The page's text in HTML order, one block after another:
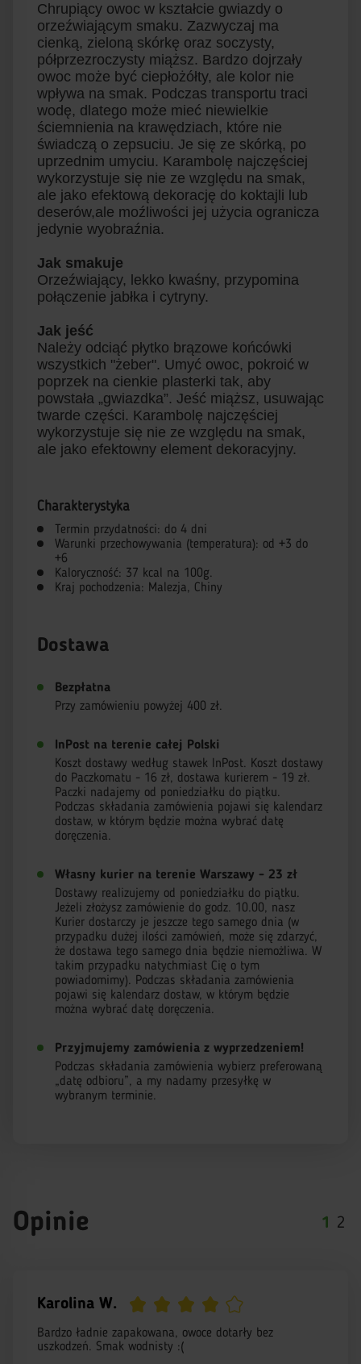
Chrupiący owoc w kształcie gwiazdy o
orzeźwiającym smaku. Zazwyczaj ma
cienką, zieloną skórkę oraz soczysty,
półprzezroczysty miąższ. Bardzo dojrzały
owoc może być ciepłożółty, ale kolor nie
wpływa na smak. Podczas transportu traci
wodę, dlatego może mieć niewielkie
ściemnienia na krawędziach, które nie
świadczą o zepsuciu. Je się ze skórką, po
uprzednim umyciu. Karambolę najczęściej
wykorzystuje się nie ze względu na smak,
ale jako efektową dekorację do koktajli lub
deserów,ale moźliwości jej użycia ogranicza
jedynie wyobraźnia.
Jak smakuje
Orzeźwiający, lekko kwaśny, przypomina
połączenie jabłka i cytryny.
Jak jeść
Należy odciąć płytko brązowe końcówki
wszystkich "żeber". Umyć owoc, pokroić w
poprzek na cienkie plasterki tak, aby
powstała „gwiazdka”. Jeść miąższ, usuwając
twarde części. Karambolę najczęściej
wykorzystuje się nie ze względu na smak,
ale jako efektowny element dekoracyjny.
Charakterystyka
Termin przydatności: do 4 dni
Warunki przechowywania (temperatura): od +3 do
+6
Kaloryczność: 37 kcal na 100g.
Kraj pochodzenia: Malezja, Chiny
Dostawa
Bezpłatna
Przy zamówieniu powyżej 400 zł.
InPost na terenie całej Polski
Koszt dostawy według stawek InPost. Koszt dostawy
do Paczkomatu - 16 zł, dostawa kurierem - 19 zł.
Paczki nadajemy od poniedziałku do piątku.
Podczas składania zamówienia pojawi się kalendarz
dostaw, w którym będzie można wybrać datę
doręczenia.
Własny kurier na terenie Warszawy - 23 zł
Dostawy realizujemy od poniedziałku do piątku.
Jeżeli złożysz zamówienie do godz. 10.00, nasz
Kurier dostarczy je jeszcze tego samego dnia (w
przypadku dużej ilości zamówień, może się zdarzyć,
że dostawa tego samego dnia będzie niemożliwa. W
takim przypadku natychmiast Cię o tym
powiadomimy). Podczas składania zamówienia
pojawi się kalendarz dostaw, w którym będzie
można wybrać datę doręczenia.
Przyjmujemy zamówienia z wyprzedzeniem!
Podczas składania zamówienia wybierz preferowaną
„datę odbioru”, a my nadamy przesyłkę w
wybranym terminie.
Opinie 1 2
Karolina W.
Bardzo ładnie zapakowana, owoce dotarły bez
uszkodzeń. Smak wodnisty :(